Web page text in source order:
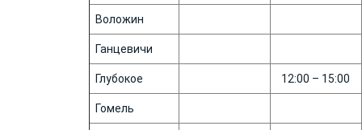
Воложин
Ганцевичи
Глубокое 12:00 – 15:00
Гомель